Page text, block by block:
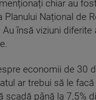
chiar au
Planului Național de
Au însă viziuni
economii de 30
ar trebui să le
scadă până la 7,5%